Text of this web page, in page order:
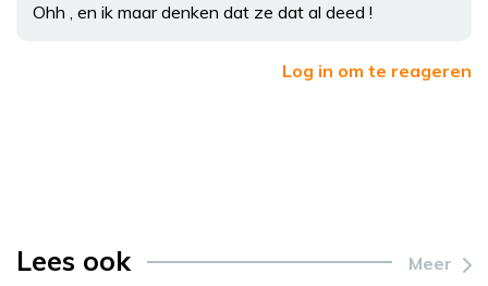
Ohh , en ik maar denken dat ze dat al deed !
Log in om te reageren
Lees ook Meer